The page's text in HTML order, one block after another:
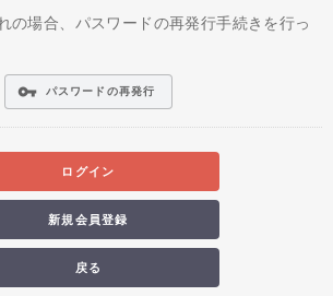
の場合、パスワードの再発行手続きを行っ
vpn_key パスワードの再発行
ログイン
新規会員登録
戻る